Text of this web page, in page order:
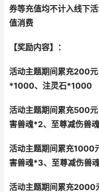
券等充值均不计入线下
值消费
【奖励内容】：
活动主题期间累充200元
*1000、注灵石*1000
活动主题期间累充500元
害兽魂*2、至尊减伤兽
活动主题期间累充1000
害兽魂*3、至尊减伤兽
活动主题期间累充2000